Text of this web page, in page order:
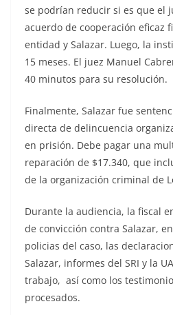
se podrían reducir si es que el
acuerdo de cooperación eficaz
entidad y Salazar. Luego, la
15 meses. El juez Manuel
40 minutos para su resolución.
Finalmente, Salazar fue
directa de delincuencia
en prisión. Debe pagar una
reparación de $17.340, que
de la organización criminal de
Durante la audiencia, la fiscal
de convicción contra Salazar,
policias del caso, las
Salazar, informes del SRI y la
trabajo, así como los
procesados.